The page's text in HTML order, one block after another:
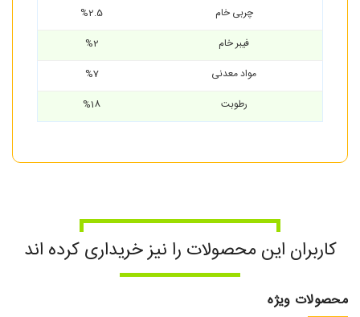
چربی خام
%2.5
فیبر خام
%2
مواد معدنی
%7
رطوبت
%18
کاربران این محصولات را نیز خریداری کرده اند
محصولات ویژه